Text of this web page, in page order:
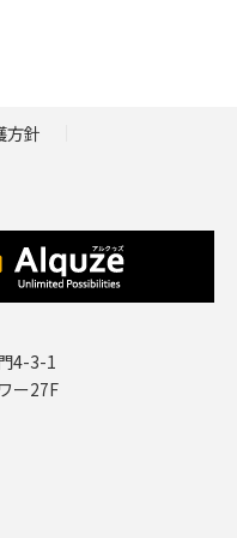
方針
4-3-1
ー27F